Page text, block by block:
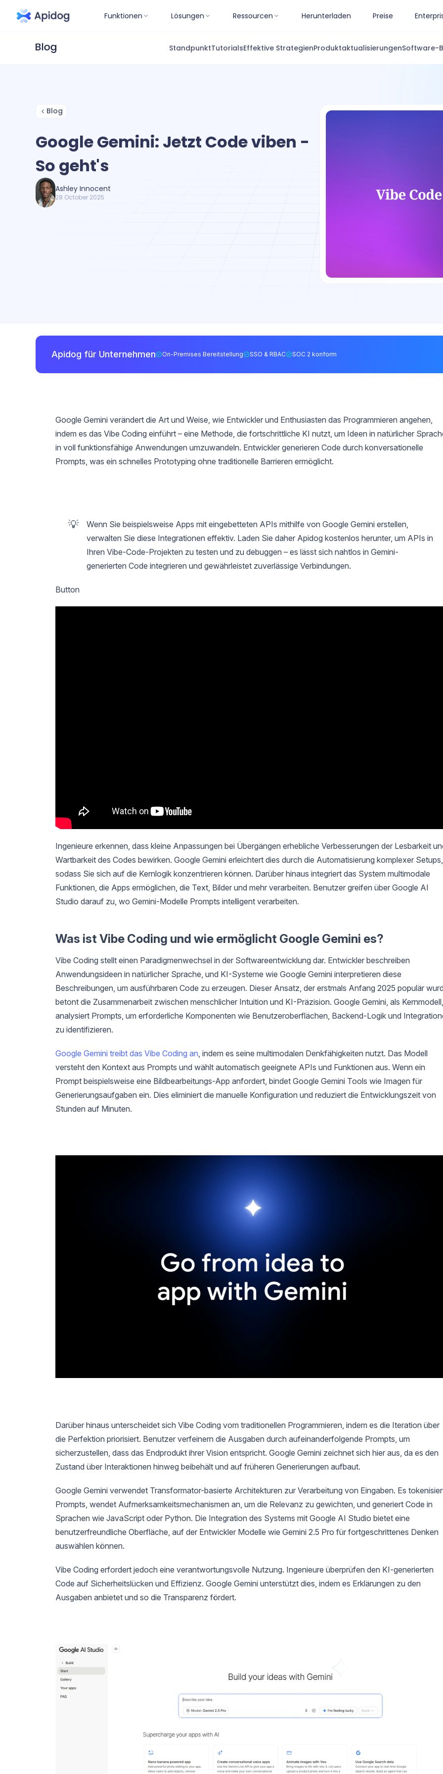
Funktionen Lösungen Ressourcen Herunterladen Preise
StandpunktTutorialsEffektive StrategienProduktaktualisierungenSoftware-
Blog
Google Gemini: Jetzt Code viben -
So geht's
Ashley Innocent
28 October 2025
Apidog für Unternehmen On-Premises Bereitstellung SSO & RBAC SOC 2 konform
Google Gemini verändert die Art und Weise, wie Entwickler und Enthusiasten das Programmieren angehen,
indem es das Vibe Coding einführt – eine Methode, die fortschrittliche KI nutzt, um Ideen in natürlicher
in voll funktionsfähige Anwendungen umzuwandeln. Entwickler generieren Code durch konversationelle
Prompts, was ein schnelles Prototyping ohne traditionelle Barrieren ermöglicht.
💡
Wenn Sie beispielsweise Apps mit eingebetteten APIs mithilfe von Google Gemini erstellen,
verwalten Sie diese Integrationen effektiv. Laden Sie daher Apidog kostenlos herunter, um APIs in
Ihren Vibe-Code-Projekten zu testen und zu debuggen – es lässt sich nahtlos in Gemini-
generierten Code integrieren und gewährleistet zuverlässige Verbindungen.
Button
Ingenieure erkennen, dass kleine Anpassungen bei Übergängen erhebliche Verbesserungen der Lesbarkeit
Wartbarkeit des Codes bewirken. Google Gemini erleichtert dies durch die Automatisierung komplexer Setups,
sodass Sie sich auf die Kernlogik konzentrieren können. Darüber hinaus integriert das System multimodale
Funktionen, die Apps ermöglichen, die Text, Bilder und mehr verarbeiten. Benutzer greifen über Google AI
Studio darauf zu, wo Gemini-Modelle Prompts intelligent verarbeiten.
Was ist Vibe Coding und wie ermöglicht Google Gemini es?
Vibe Coding stellt einen Paradigmenwechsel in der Softwareentwicklung dar. Entwickler beschreiben
Anwendungsideen in natürlicher Sprache, und KI-Systeme wie Google Gemini interpretieren diese
Beschreibungen, um ausführbaren Code zu erzeugen. Dieser Ansatz, der erstmals Anfang 2025 populär
betont die Zusammenarbeit zwischen menschlicher Intuition und KI-Präzision. Google Gemini, als Kernmodell,
analysiert Prompts, um erforderliche Komponenten wie Benutzeroberflächen, Backend-Logik und
zu identifizieren.
Google Gemini treibt das Vibe Coding an , indem es seine multimodalen Denkfähigkeiten nutzt. Das Modell
versteht den Kontext aus Prompts und wählt automatisch geeignete APIs und Funktionen aus. Wenn ein
Prompt beispielsweise eine Bildbearbeitungs-App anfordert, bindet Google Gemini Tools wie Imagen für
Generierungsaufgaben ein. Dies eliminiert die manuelle Konfiguration und reduziert die Entwicklungszeit von
Stunden auf Minuten.
Darüber hinaus unterscheidet sich Vibe Coding vom traditionellen Programmieren, indem es die Iteration über
die Perfektion priorisiert. Benutzer verfeinern die Ausgaben durch aufeinanderfolgende Prompts, um
sicherzustellen, dass das Endprodukt ihrer Vision entspricht. Google Gemini zeichnet sich hier aus, da es den
Zustand über Interaktionen hinweg beibehält und auf früheren Generierungen aufbaut.
Google Gemini verwendet Transformator-basierte Architekturen zur Verarbeitung von Eingaben. Es
Prompts, wendet Aufmerksamkeitsmechanismen an, um die Relevanz zu gewichten, und generiert Code in
Sprachen wie JavaScript oder Python. Die Integration des Systems mit Google AI Studio bietet eine
benutzerfreundliche Oberfläche, auf der Entwickler Modelle wie Gemini 2.5 Pro für fortgeschrittenes Denken
auswählen können.
Vibe Coding erfordert jedoch eine verantwortungsvolle Nutzung. Ingenieure überprüfen den KI-generierten
Code auf Sicherheitslücken und Effizienz. Google Gemini unterstützt dies, indem es Erklärungen zu den
Ausgaben anbietet und so die Transparenz fördert.